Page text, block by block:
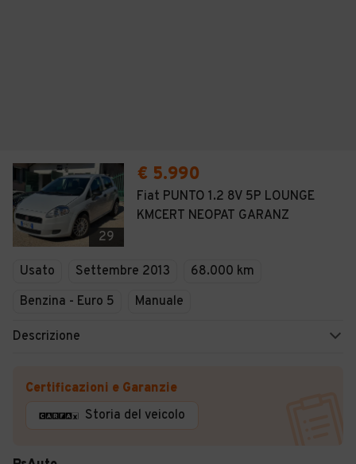
29
€ 5.990
Fiat PUNTO 1.2 8V 5P LOUNGE
KMCERT NEOPAT GARANZ
Usato Settembre 2013
68.000 km
Benzina - Euro 5
Manuale
Descrizione
Certificazioni e Garanzie
Storia del veicolo